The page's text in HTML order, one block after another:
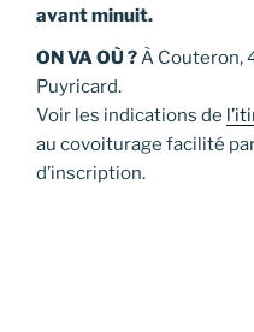
avant minuit.
ON VA OÙ ? À Couteron,
Puyricard.
Voir les indications de
au covoiturage facilité
d’inscription.